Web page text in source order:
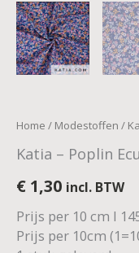
Home / Modestoffen /
Katia – Poplin
€ 1,30 incl. BTW
Prijs per 10 cm I
Prijs per 10cm